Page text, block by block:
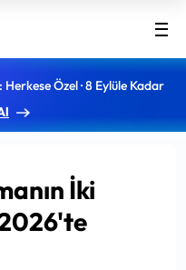
: Herkese Özel · 8 Eylüle Kadar
İki